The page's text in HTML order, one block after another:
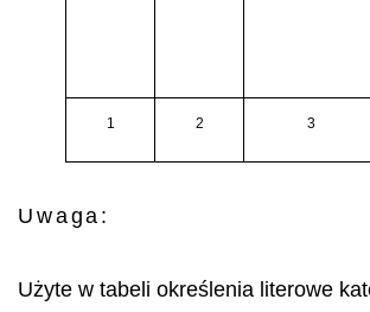
1 2 3
Uwaga:
Użyte w tabeli określenia literowe